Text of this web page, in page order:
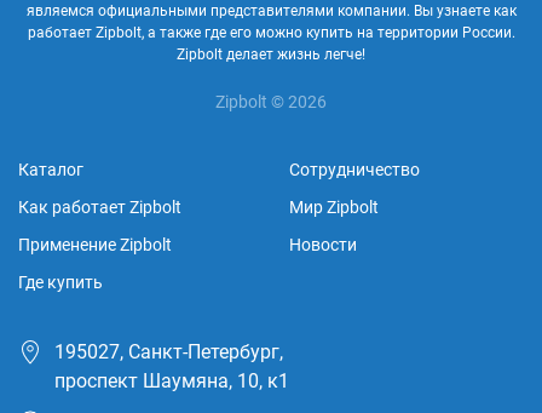
являемся официальными представителями компании. Вы узнаете как
работает Zipbolt, а также где его можно купить на территории России.
Zipbolt делает жизнь легче!
Zipbolt © 2026
Каталог
Как работает Zipbolt
Применение Zipbolt
Где купить
Сотрудничество
Мир Zipbolt
Новости
195027, Санкт-Петербург,
проспект Шаумяна, 10, к1